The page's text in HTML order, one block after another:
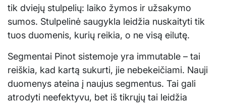
tik dviejų stulpelių: laiko žymos ir užsakymo
sumos. Stulpelinė saugykla leidžia nuskaityti tik
tuos duomenis, kurių reikia, o ne visą eilutę.
Segmentai Pinot sistemoje yra immutable – tai
reiškia, kad kartą sukurti, jie nebekeičiami. Nauji
duomenys ateina į naujus segmentus. Tai gali
atrodyti neefektyvu, bet iš tikrųjų tai leidžia